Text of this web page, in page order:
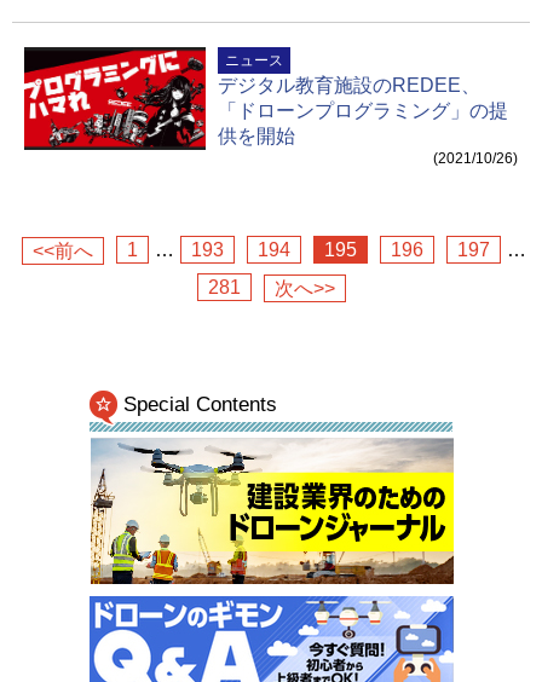
ニュース
デジタル教育施設のREDEE、
「ドローンプログラミング」の提
供を開始
(2021/10/26)
<<前へ 1 … 193 194 195 196 197
…
281
次へ>>
Special Contents